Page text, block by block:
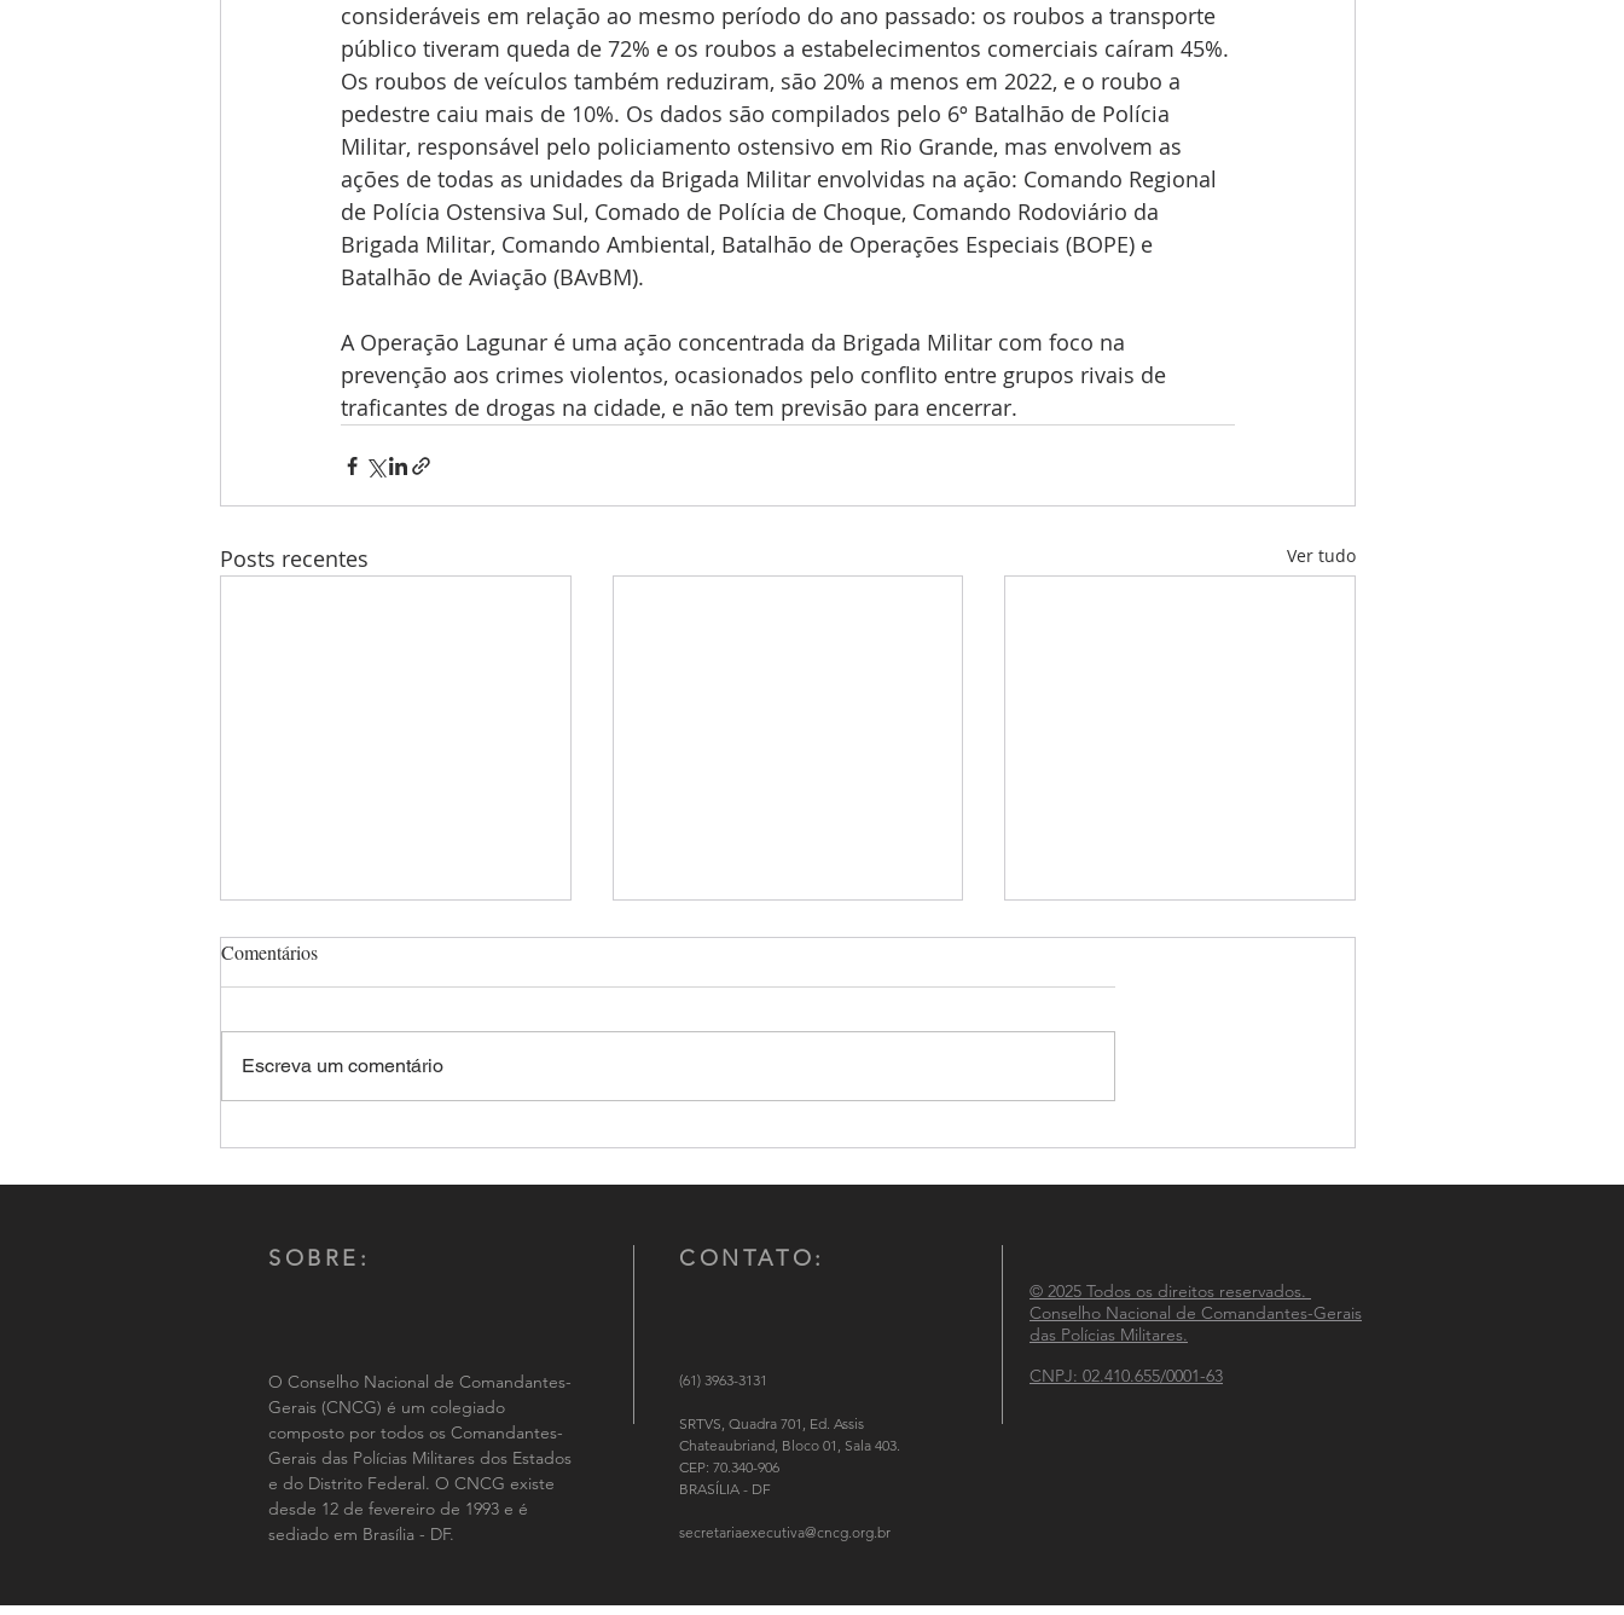
consideráveis em relação ao mesmo período do ano passado: os roubos a transporte
público tiveram queda de 72% e os roubos a estabelecimentos comerciais caíram 45%.
Os roubos de veículos também reduziram, são 20% a menos em 2022, e o roubo a
pedestre caiu mais de 10%. Os dados são compilados pelo 6º Batalhão de Polícia
Militar, responsável pelo policiamento ostensivo em Rio Grande, mas envolvem as
ações de todas as unidades da Brigada Militar envolvidas na ação: Comando Regional
de Polícia Ostensiva Sul, Comado de Polícia de Choque, Comando Rodoviário da
Brigada Militar, Comando Ambiental, Batalhão de Operações Especiais (BOPE) e
Batalhão de Aviação (BAvBM).
A Operação Lagunar é uma ação concentrada da Brigada Militar com foco na
prevenção aos crimes violentos, ocasionados pelo conflito entre grupos rivais de
traficantes de drogas na cidade, e não tem previsão para encerrar.
Posts recentes Ver tudo
Ministério da Justiça e
Comentários
Escreva um comentário
SOBRE:
O Conselho Nacional de Comandantes-
Gerais (CNCG) é um colegiado
composto por todos os Comandantes-
Gerais das Polícias Militares dos Estados
e do Distrito Federal. O CNCG existe
desde 12 de fevereiro de 1993 e é
sediado em Brasília - DF.
CONTATO:
(61) 3963-3131
SRTVS, Quadra 701, Ed. Assis
Chateaubriand, Bloco 01, Sala 403.
CEP: 70.340-906
BRASÍLIA - DF
secretariaexecutiva@cncg.org.br
© 2025 Todos os direitos reservados.
Conselho Nacional de Comandantes-Gerais
das Polícias Militares.
CNPJ: 02.410.655/0001-63